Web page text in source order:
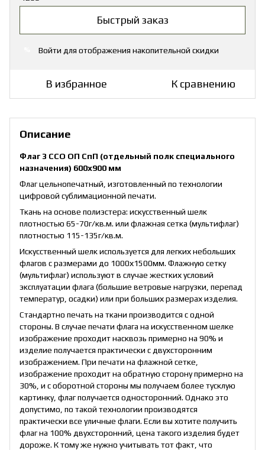
Быстрый заказ
Войти для отображения накопительной скидки
В избранное К сравнению
Описание
Флаг 3 ССО ОП СпП (отдельный полк специального
назначения) 600х900 мм
Флаг цельнопечатный, изготовленный по технологии
цифровой сублимационной печати.
Ткань на основе полиэстера: искусственный шелк
плотностью 65-70г/кв.м. или флажная сетка (мультифлаг)
плотностью 115-135г/кв.м.
Искусственный шелк используется для легких небольших
флагов с размерами до 1000х1500мм. Флажную сетку
(мультифлаг) используют в случае жестких условий
эксплуатации флага (большие ветровые нагрузки, перепад
температур, осадки) или при больших размерах изделия.
Стандартно печать на ткани производится с одной
стороны. В случае печати флага на искусственном шелке
изображение проходит насквозь примерно на 90% и
изделие получается практически с двухсторонним
изображением. При печати на флажной сетке,
изображение проходит на обратную сторону примерно на
30%, и с оборотной стороны мы получаем более тусклую
картинку, флаг получается односторонний. Однако это
допустимо, по такой технологии производятся
практически все уличные флаги. Если вы хотите получить
флаг на 100% двухсторонний, цена такого изделия будет
дороже. К тому же нужно учитывать тот факт, что